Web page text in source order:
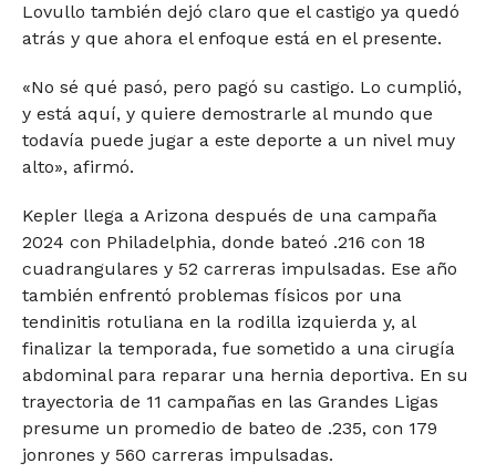
Lovullo también dejó claro que el castigo ya quedó
atrás y que ahora el enfoque está en el presente.
«No sé qué pasó, pero pagó su castigo. Lo cumplió,
y está aquí, y quiere demostrarle al mundo que
todavía puede jugar a este deporte a un nivel muy
alto», afirmó.
Kepler llega a Arizona después de una campaña
2024 con Philadelphia, donde bateó .216 con 18
cuadrangulares y 52 carreras impulsadas. Ese año
también enfrentó problemas físicos por una
tendinitis rotuliana en la rodilla izquierda y, al
finalizar la temporada, fue sometido a una cirugía
abdominal para reparar una hernia deportiva. En su
trayectoria de 11 campañas en las Grandes Ligas
presume un promedio de bateo de .235, con 179
jonrones y 560 carreras impulsadas.